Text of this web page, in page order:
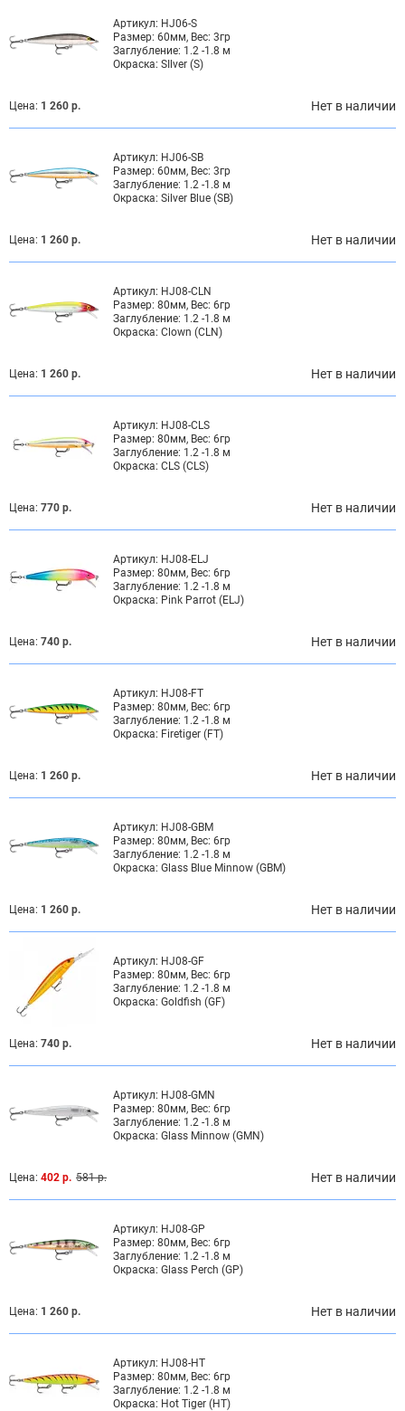
Артикул: HJ06-S
Размер: 60мм, Вес: 3гр
Заглубление: 1.2 -1.8 м
Окраска: SIlver (S)
Цена: 1 260 р. Нет в наличии
Артикул: HJ06-SB
Размер: 60мм, Вес: 3гр
Заглубление: 1.2 -1.8 м
Окраска: Silver Blue (SB)
Цена: 1 260 р. Нет в наличии
Артикул: HJ08-CLN
Размер: 80мм, Вес: 6гр
Заглубление: 1.2 -1.8 м
Окраска: Clown (CLN)
Цена: 1 260 р. Нет в наличии
Артикул: HJ08-CLS
Размер: 80мм, Вес: 6гр
Заглубление: 1.2 -1.8 м
Окраска: CLS (CLS)
Цена: 770 р. Нет в наличии
Артикул: HJ08-ELJ
Размер: 80мм, Вес: 6гр
Заглубление: 1.2 -1.8 м
Окраска: Pink Parrot (ELJ)
Цена: 740 р. Нет в наличии
Артикул: HJ08-FT
Размер: 80мм, Вес: 6гр
Заглубление: 1.2 -1.8 м
Окраска: Firetiger (FT)
Цена: 1 260 р. Нет в наличии
Артикул: HJ08-GBM
Размер: 80мм, Вес: 6гр
Заглубление: 1.2 -1.8 м
Окраска: Glass Blue Minnow (GBM)
Цена: 1 260 р. Нет в наличии
Артикул: HJ08-GF
Размер: 80мм, Вес: 6гр
Заглубление: 1.2 -1.8 м
Окраска: Goldfish (GF)
Цена: 740 р. Нет в наличии
Артикул: HJ08-GMN
Размер: 80мм, Вес: 6гр
Заглубление: 1.2 -1.8 м
Окраска: Glass Minnow (GMN)
Цена: 402 р. 581 р. Нет в наличии
Артикул: HJ08-GP
Размер: 80мм, Вес: 6гр
Заглубление: 1.2 -1.8 м
Окраска: Glass Perch (GP)
Цена: 1 260 р. Нет в наличии
Артикул: HJ08-HT
Размер: 80мм, Вес: 6гр
Заглубление: 1.2 -1.8 м
Окраска: Hot Tiger (HT)